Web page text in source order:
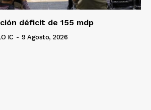
déficit de 155 mdp
IC - 9 Agosto, 2026